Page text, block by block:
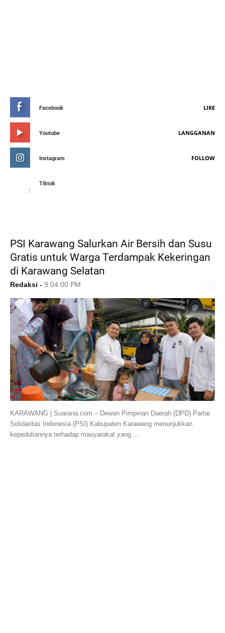
Facebook LIKE
Youtube LANGGANAN
Instagram FOLLOW
Tiktok
PSI Karawang Salurkan Air Bersih dan Susu
Gratis untuk Warga Terdampak Kekeringan
di Karawang Selatan
Redaksi - 9:04:00 PM
KARAWANG | Suarana.com – Dewan Pimpinan Daerah (DPD) Partai
Solidaritas Indonesia (PSI) Kabupaten Karawang menunjukkan
kepeduliannya terhadap masyarakat yang …